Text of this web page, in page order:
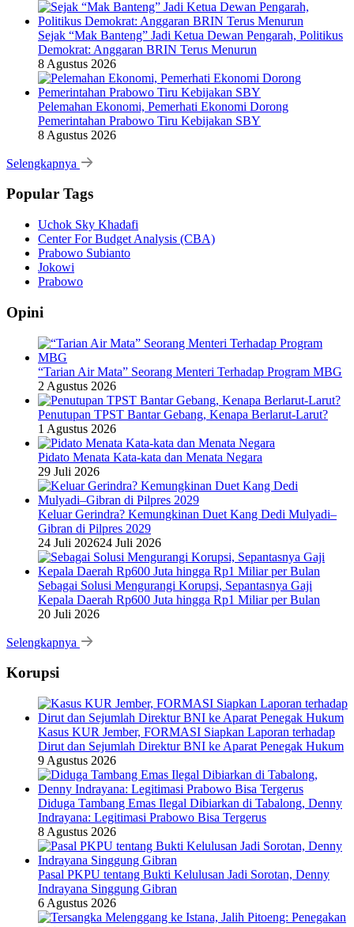
Sejak “Mak Banteng” Jadi Ketua Dewan Pengarah, Politikus
Demokrat: Anggaran BRIN Terus Menurun
8 Agustus 2026
Pelemahan Ekonomi, Pemerhati Ekonomi Dorong
Pemerintahan Prabowo Tiru Kebijakan SBY
8 Agustus 2026
Selengkapnya
Popular Tags
Uchok Sky Khadafi
Center For Budget Analysis (CBA)
Prabowo Subianto
Jokowi
Prabowo
Opini
“Tarian Air Mata” Seorang Menteri Terhadap Program MBG
2 Agustus 2026
Penutupan TPST Bantar Gebang, Kenapa Berlarut-Larut?
1 Agustus 2026
Pidato Menata Kata-kata dan Menata Negara
29 Juli 2026
Keluar Gerindra? Kemungkinan Duet Kang Dedi Mulyadi–
Gibran di Pilpres 2029
24 Juli 202624 Juli 2026
Sebagai Solusi Mengurangi Korupsi, Sepantasnya Gaji
Kepala Daerah Rp600 Juta hingga Rp1 Miliar per Bulan
20 Juli 2026
Selengkapnya
Korupsi
Kasus KUR Jember, FORMASI Siapkan Laporan terhadap
Dirut dan Sejumlah Direktur BNI ke Aparat Penegak Hukum
9 Agustus 2026
Diduga Tambang Emas Ilegal Dibiarkan di Tabalong, Denny
Indrayana: Legitimasi Prabowo Bisa Tergerus
8 Agustus 2026
Pasal PKPU tentang Bukti Kelulusan Jadi Sorotan, Denny
Indrayana Singgung Gibran
6 Agustus 2026